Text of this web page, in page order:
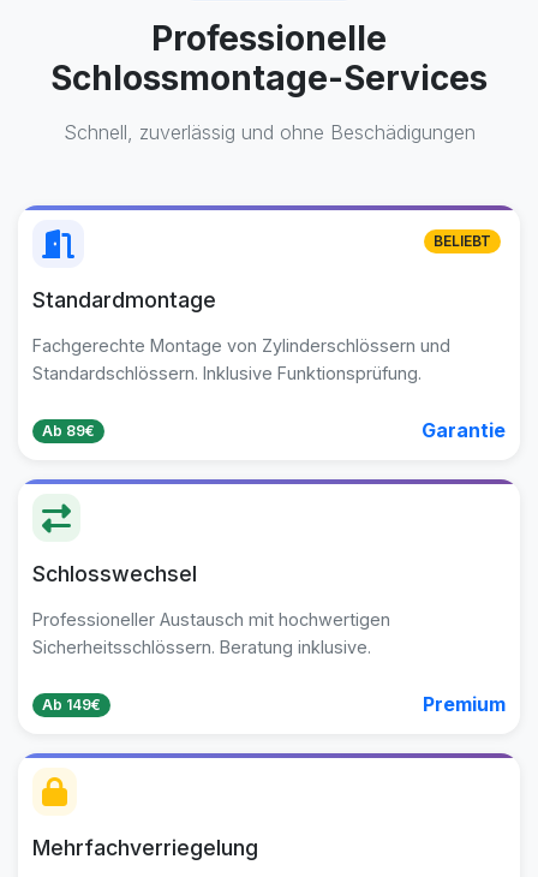
Professionelle
Schlossmontage-Services
Schnell, zuverlässig und ohne Beschädigungen
Standardmontage
Fachgerechte Montage von Zylinderschlössern und
Standardschlössern. Inklusive Funktionsprüfung.
Ab 89€ Garantie
BELIEBT
Schlosswechsel
Professioneller Austausch mit hochwertigen
Sicherheitsschlössern. Beratung inklusive.
Ab 149€ Premium
Mehrfachverriegelung